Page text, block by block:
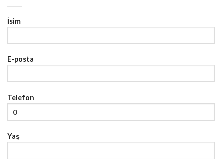
İsim
E-posta
Telefon
Yaş